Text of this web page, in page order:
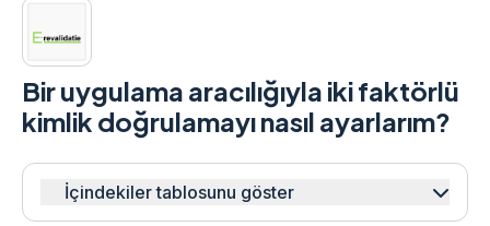
Bir uygulama aracılığıyla iki faktörlü
kimlik doğrulamayı nasıl ayarlarım?
İçindekiler tablosunu göster